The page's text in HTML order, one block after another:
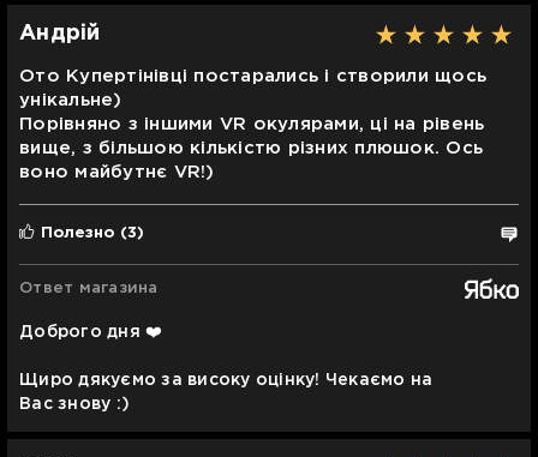
Андрій
Ото Купертінівці постарались і створили щось
унікальне)
Порівняно з іншими VR окулярами, ці на рівень
вище, з більшою кількістю різних плюшок. Ось
воно майбутнє VR!)
Полезно (3)
Ответ магазина
Доброго дня ❤️
Щиро дякуємо за високу оцінку! Чекаємо на
Вас знову :)